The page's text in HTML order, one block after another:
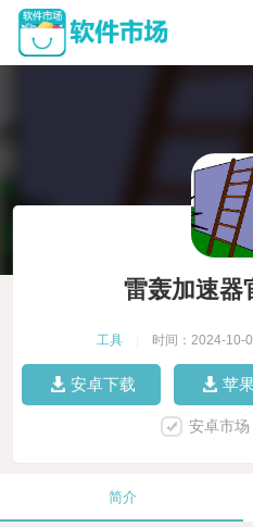
雷轰加速器
工具 时间：2024-10-
安卓下载 苹
安卓市
简介